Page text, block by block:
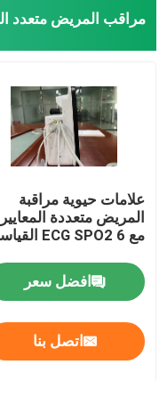
مراقب المريض متعدد
علامات حيوية مراقبة
المريض متعددة المعايير
مع 6 ECG SPO2 القياسية
افضل سعر
اتصل بنا